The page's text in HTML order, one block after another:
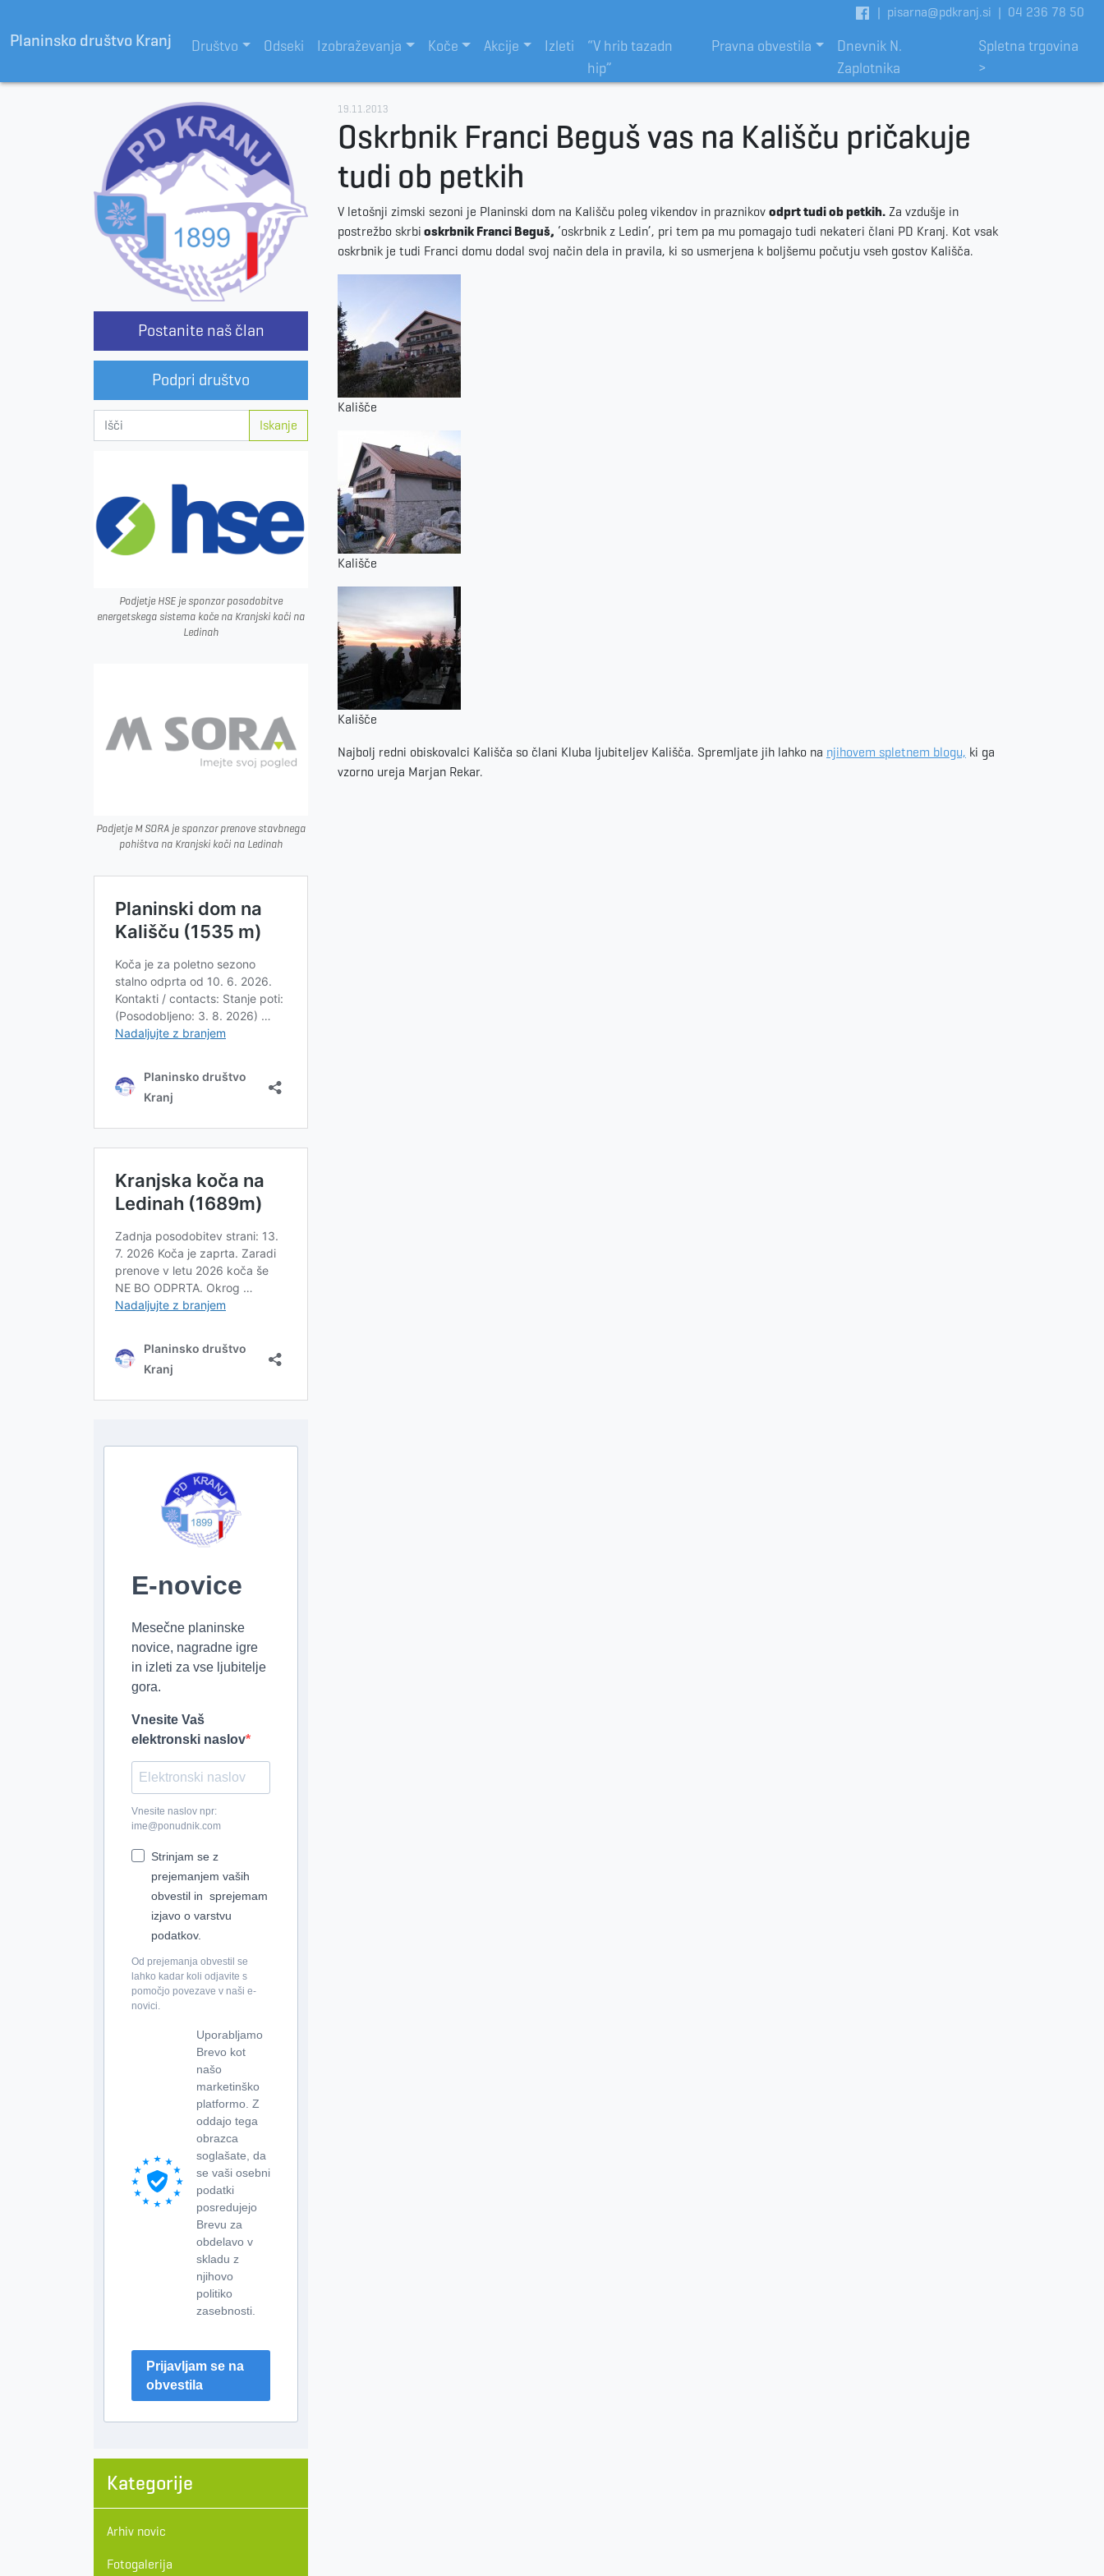
Planinsko društvo Kranj
| pisarna@pdkranj.si | 04 236 78 50
Društvo Odseki Izobraževanja Koče Akcije Izleti
“V hrib tazadn
hip”
Pravna obvestila
Dnevnik N.
Zaplotnika
Spletna trgovina
>
19.11.2013
Oskrbnik Franci Beguš vas na Kališču pričakuje
tudi ob petkih
V letošnji zimski sezoni je Planinski dom na Kališču poleg vikendov in praznikov odprt tudi ob petkih. Za vzdušje in
postrežbo skrbi oskrbnik Franci Beguš, ‘oskrbnik z Ledin’, pri tem pa mu pomagajo tudi nekateri člani PD Kranj. Kot vsak
oskrbnik je tudi Franci domu dodal svoj način dela in pravila, ki so usmerjena k boljšemu počutju vseh gostov Kališča.
Kališče
Kališče
Kališče
Najbolj redni obiskovalci Kališča so člani Kluba ljubiteljev Kališča. Spremljate jih lahko na njihovem spletnem blogu, ki ga
vzorno ureja Marjan Rekar.
Postanite naš član
Podpri društvo
Iskanje
Podjetje HSE je sponzor posodobitve
energetskega sistema koče na Kranjski koči na
Ledinah
Podjetje M SORA je sponzor prenove stavbnega
pohištva na Kranjski koči na Ledinah
E-novice
Mesečne planinske
novice, nagradne igre
in izleti za vse ljubitelje
gora.
Vnesite Vaš
elektronski naslov
Vnesite naslov npr:
ime@ponudnik.com
Strinjam se z
prejemanjem vaših
obvestil in sprejemam
izjavo o varstvu
podatkov.
Od prejemanja obvestil se
lahko kadar koli odjavite s
pomočjo povezave v naši e-
novici.
Uporabljamo
Brevo kot
našo
marketinško
platformo. Z
oddajo tega
obrazca
soglašate, da
se vaši osebni
podatki
posredujejo
Brevu za
obdelavo v
skladu z
njihovo
politiko
zasebnosti.
Prijavljam se na
obvestila
Kategorije
Arhiv novic
Fotogalerija